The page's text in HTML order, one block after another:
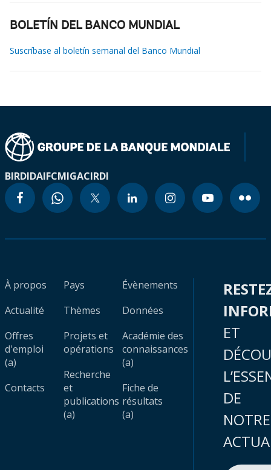
BOLETÍN DEL BANCO MUNDIAL
Suscríbase al boletín semanal del Banco Mundial
BIRDIDAIFCMIGACIRDI
À propos
Actualité
Offres
d'emploi
(a)
Contacts
Pays
Thèmes
Projets et
opérations
Recherche
et
publications
(a)
Évènements
Données
Académie des
connaissances
(a)
Fiche de
résultats
(a)
ET
DE
NOTRE